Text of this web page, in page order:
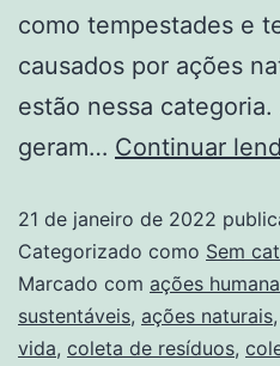
como tempestades e
causados por ações
estão nessa
geram… Continuar
21 de janeiro de 2022
Categorizado como Sem
Marcado com ações
sustentáveis, ações naturais,
vida, coleta de resíduos,